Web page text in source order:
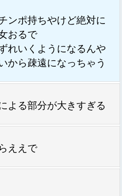
ンポ持ちやけど絶対に
おるで
れいくようになるんや
から疎遠になっちゃう
よる部分が大きすぎる
ええで